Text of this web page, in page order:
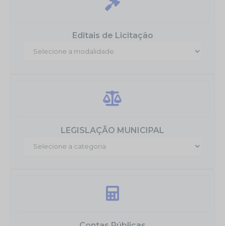
Editais de Licitação
LEGISLAÇÃO MUNICIPAL